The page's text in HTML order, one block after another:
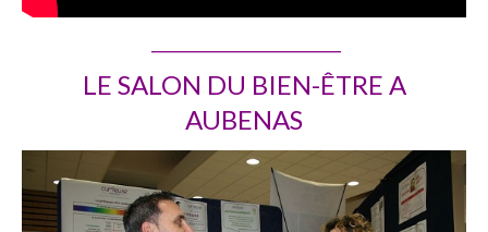
LE SALON DU BIEN-ÊTRE A
AUBENAS